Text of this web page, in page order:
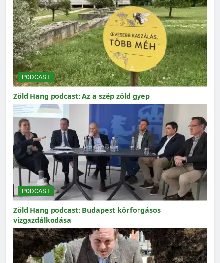
PODCAST
Zöld Hang podcast: Az a szép zöld gyep
PODCAST
Zöld Hang podcast: Budapest körforgásos
vízgazdálkodása